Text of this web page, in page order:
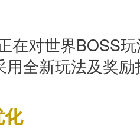
在对世界BOSS
用全新玩法及奖